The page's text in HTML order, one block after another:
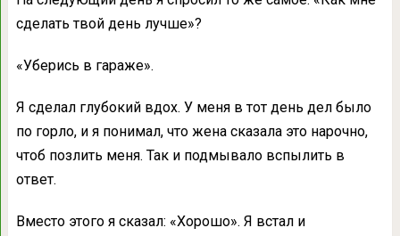
сделать твой день лучше»?
«Уберись в гараже».
Я сделал глубокий вдох. У меня в тот день дел было
по горло, и я понимал, что жена сказала это нарочно,
чтоб позлить меня. Так и подмывало вспылить в
ответ.
Вместо этого я сказал: «Хорошо». Я встал и